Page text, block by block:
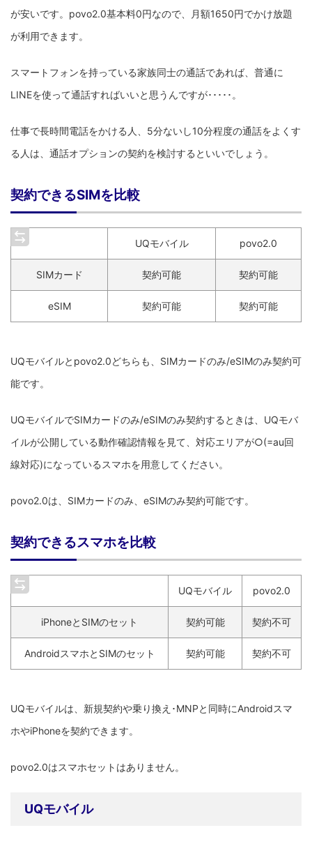
が安いです。povo2.0基本料0円なので、月額1650円でかけ放題
が利用できます。
スマートフォンを持っている家族同士の通話であれば、普通に
LINEを使って通話すればいいと思うんですが･････。
仕事で長時間電話をかける人、5分ないし10分程度の通話をよくす
る人は、通話オプションの契約を検討するといいでしょう。
契約できるSIMを比較
UQモバイル povo2.0
SIMカード 契約可能 契約可能
eSIM 契約可能 契約可能
UQモバイルとpovo2.0どちらも、SIMカードのみ/eSIMのみ契約可
能です。
UQモバイルでSIMカードのみ/eSIMのみ契約するときは、UQモバ
イルが公開している動作確認情報を見て、対応エリアが○(=au回
線対応)になっているスマホを用意してください。
povo2.0は、SIMカードのみ、eSIMのみ契約可能です。
契約できるスマホを比較
UQモバイル povo2.0
iPhoneとSIMのセット 契約可能 契約不可
AndroidスマホとSIMのセット 契約可能 契約不可
UQモバイルは、新規契約や乗り換え･MNPと同時にAndroidスマ
ホやiPhoneを契約できます。
povo2.0はスマホセットはありません。
UQモバイル